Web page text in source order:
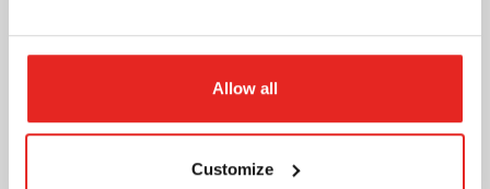
Allow all
Customize
Doble periodo de garantía
Historial de reparaciones registrado
Servicio rápido y profesional
OObtenga información sobre ofertas especiales